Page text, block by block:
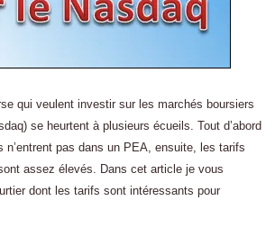
qui veulent investir sur les marchés boursiers
se heurtent à plusieurs écueils. Tout d’abord
n’entrent pas dans un PEA, ensuite, les tarifs
assez élevés. Dans cet article je vous
dont les tarifs sont intéressants pour